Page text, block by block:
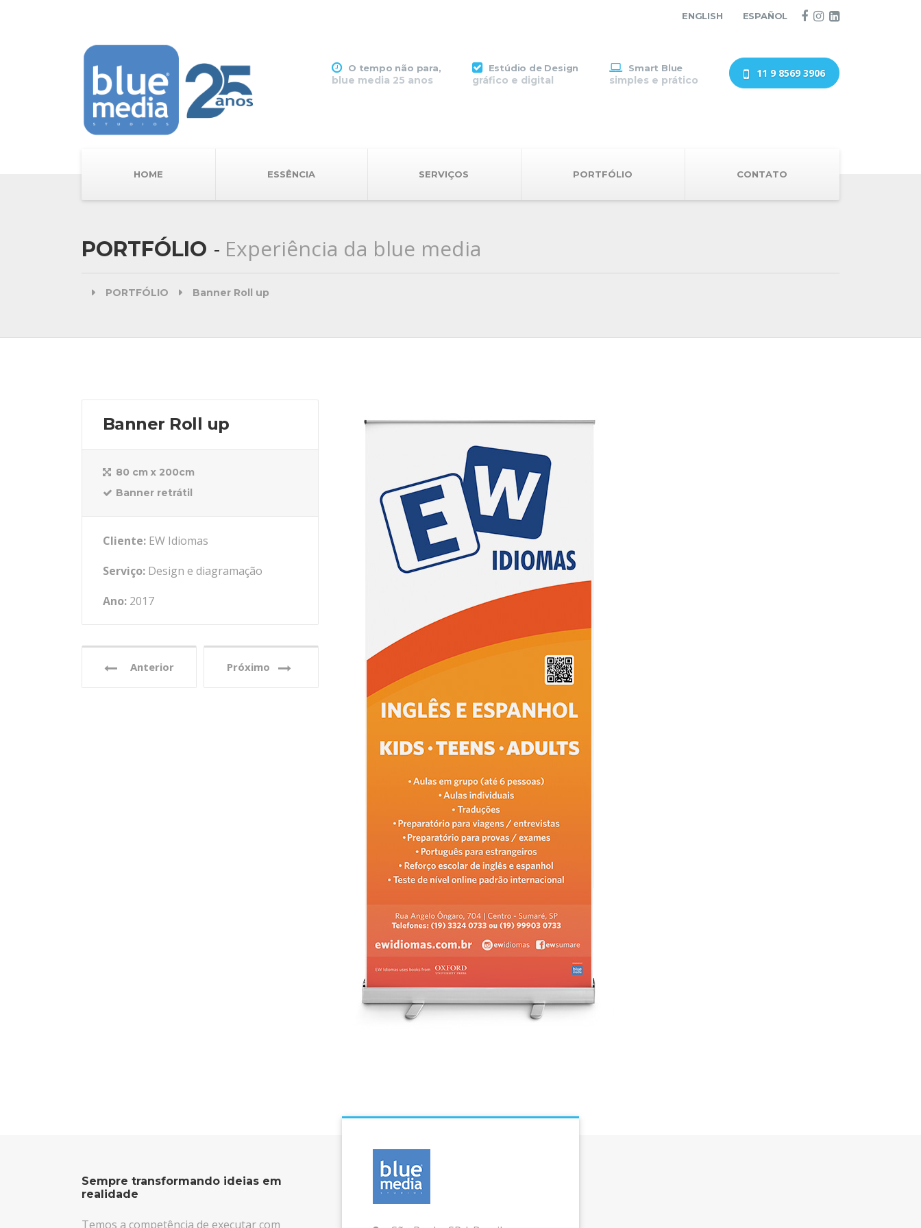
ENGLISH ESPAÑOL
HOME ESSÊNCIA SERVIÇOS PORTFÓLIO CONTATO
O tempo não para,
blue media 25 anos
Estúdio de Design
gráfico e digital
Smart Blue
simples e prático
11 9 8569 3906
PORTFÓLIO Experiência da blue media
PORTFÓLIO Banner Roll up
Banner Roll up
80 cm x 200cm
Banner retrátil
Cliente:EW Idiomas
Serviço:Design e diagramação
Ano:2017
Anterior Próximo
Sempre transformando ideias em
realidade
Temos a competência de executar com